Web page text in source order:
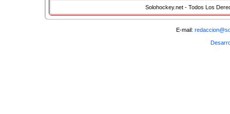
< Anterior �
Solohockey.net - Todos Los
E-mail: